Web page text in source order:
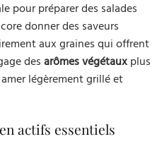
pour préparer des salades
donner des saveurs
aux graines qui offrent
des arômes végétaux plus
légèrement grillé et
actifs essentiels